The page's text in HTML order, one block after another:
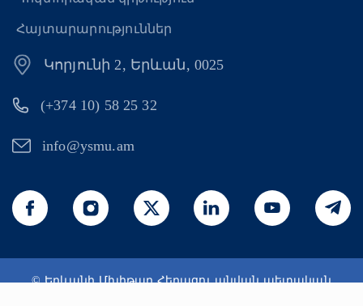
Հայտարարություններ
Կորյունի 2, Երևան, 0025
(+374 10) 58 25 32
info@ysmu.am
© Երևանի Մխիթար Հերացու անվան պետական